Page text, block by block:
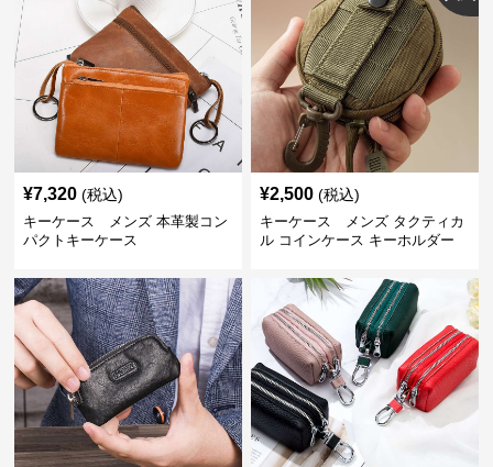
¥7,320 (税込)
キーケース メンズ 本革製コン
パクトキーケース
¥2,500 (税込)
キーケース メンズ タクティカ
ル コインケース キーホルダー